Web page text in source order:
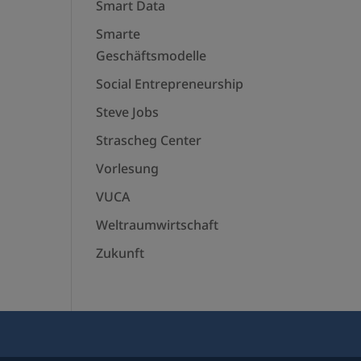
Smart Data
Smarte
Geschäftsmodelle
Social Entrepreneurship
Steve Jobs
Strascheg Center
Vorlesung
VUCA
Weltraumwirtschaft
Zukunft